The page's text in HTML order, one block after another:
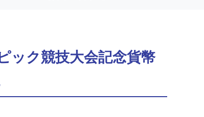
ック競技大会記念貨幣